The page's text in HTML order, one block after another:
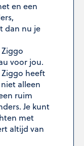
en een
dan nu je
voor jou.
heeft
alleen
ruim
Je kunt
met
altijd van